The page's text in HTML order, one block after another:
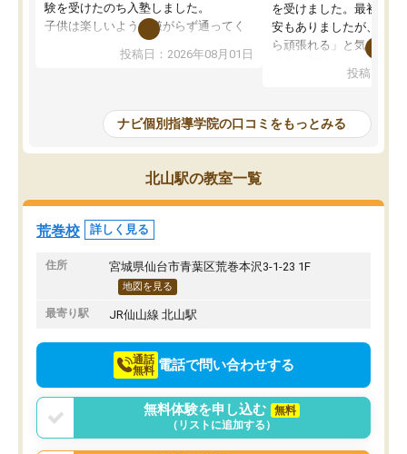
験を受けたのち入塾しました。
子供は楽しいようで嫌がらず通ってく
先生は良い方が多く、いつも笑顔で対
教室は少し狭い印象なので夜の時間帯
など生徒さんが多い時間帯は手狭では
ないかな？と感じます。
また駅前にあるのでアクセスは良いで
すが駐車場がないのでお迎えの際に近
隣のコインパーキングを利用または路
上駐車をするしかない点が少し不便で
投稿日：2026年08月01日
を受けました。最初は続
安もありましたが、子ど
ら頑張れる」と気に入り
ても分かりやすく、学
方を丁寧に教えてくださ
が深まっていると感じま
熱心で、一人ひとりの苦
前より勉強に前向きに取
りたいと思える塾です。
投稿日：
ナビ個別指導学院の口コミをもっとみる
北山駅の教室一覧
荒巻校 詳しく見る
住所 宮城県仙台市青葉区荒巻本沢3-1-23 1F
地図を見る
最寄り駅 JR仙山線 北山駅
通話
無料 電話で問い合わせする
無料体験を申し込む
無料
（リストに追加する）